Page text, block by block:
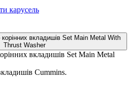
карусель
вкладишів Set Main Metal
Cummins.